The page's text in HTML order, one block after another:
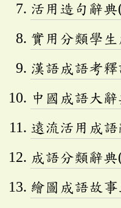
活用造句辭
實用分類學
漢語成語考
中國成語大辭
遠流活用成語
成語分類辭
繪圖成語故